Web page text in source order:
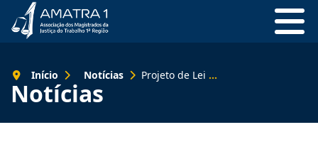
Notícias
Início Notícias Projeto de Lei prevê proteção trabalhista em condições climáticas extremas